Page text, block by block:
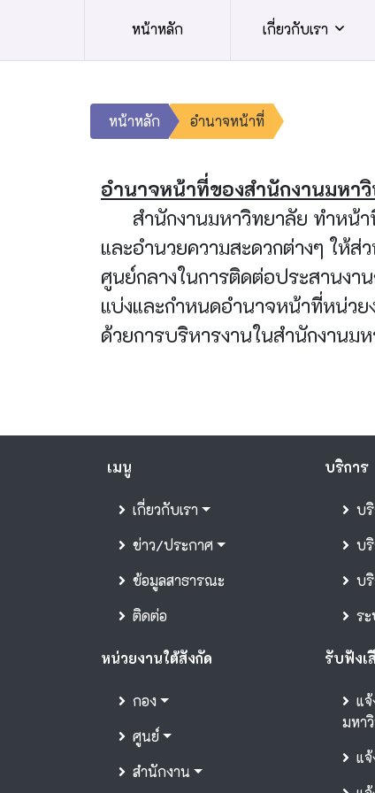
หน้าหลัก เกี่ยวกับเรา
หน้าหลัก อำนาจหน้าที่
อำนาจหน้าที่ของสำนักงานมหา
สำนักงานมหาวิทยาลัย ทำหน้า
และอำนวยความสะดวกต่างๆ ให้
ศูนย์กลางในการติดต่อประสานงา
แบ่งและกำหนดอำนาจหน้าที่หน่ว
ด้วยการบริหารงานในสำนักงาน
เมนู
เกี่ยวกับเรา
ข่าว/ประกาศ
ข้อมูลสาธารณะ
ติดต่อ
หน่วยงานใต้สังกัด
กอง
ศูนย์
สำนักงาน
บริการ
บ
บ
บ
ร
รับฟังเ
แ
มหา
แ